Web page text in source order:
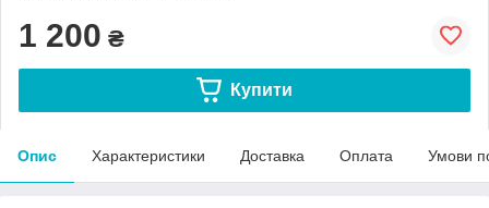
1 200 ₴
Купити
Опис Характеристики Доставка Оплата Умови